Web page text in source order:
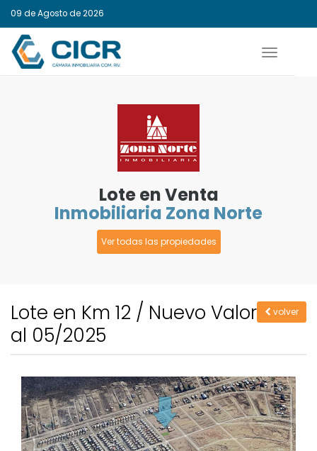
09 de Agosto de 2026
Activar
Lote en Venta
Inmobiliaria Zona Norte
Ver todas las propiedades
volver
Lote en Km 12 / Nuevo Valor
al 05/2025